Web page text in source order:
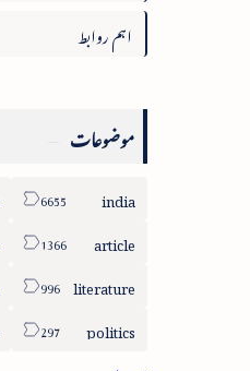
اہم روابط
موضوعات
india
article
literature
politics